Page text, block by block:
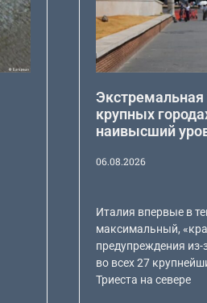
крупных
наивысший
06.08.2026
Италия впервые в
максимальный,
предупреждения
во всех 27
Триеста на севере